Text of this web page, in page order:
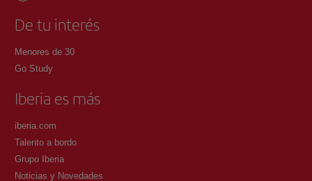
De tu interés
Menores de 30
Go Study
Iberia es más
iberia.com
Talento a bordo
Grupo Iberia
Noticias y Novedades